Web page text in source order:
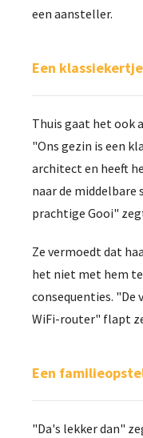
een aansteller.
Een klassiekertje
Thuis gaat het ook
"Ons gezin is een
architect en heeft
naar de middelbare
prachtige Gooi"
Ze vermoedt dat
het niet met hem
consequenties. "De
WiFi-router" flapt
Een
"Da's lekker dan"